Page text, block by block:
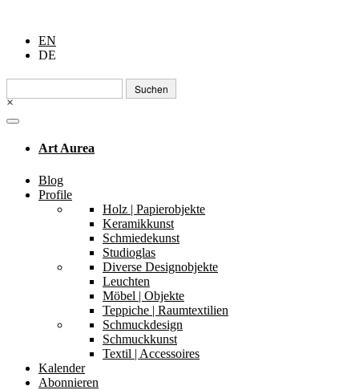
EN
DE
Suchen
nach:
×
Art Aurea
Blog
Profile
Holz | Papierobjekte
Keramikkunst
Schmiedekunst
Studioglas
Diverse Designobjekte
Leuchten
Möbel | Objekte
Teppiche | Raumtextilien
Schmuckdesign
Schmuckkunst
Textil | Accessoires
Kalender
Abonnieren